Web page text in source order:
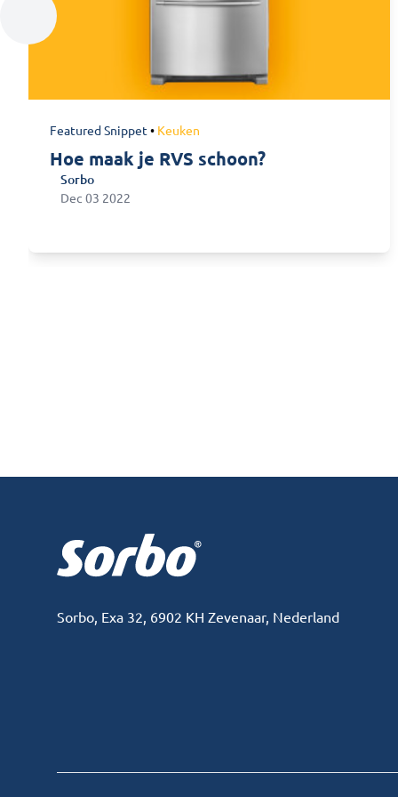
Featured Snippet • Keuken
Hoe maak je RVS schoon?
Sorbo
Sorbo
Dec 03 2022
Sorbo, Exa 32, 6902 KH Zevenaar, Nederland